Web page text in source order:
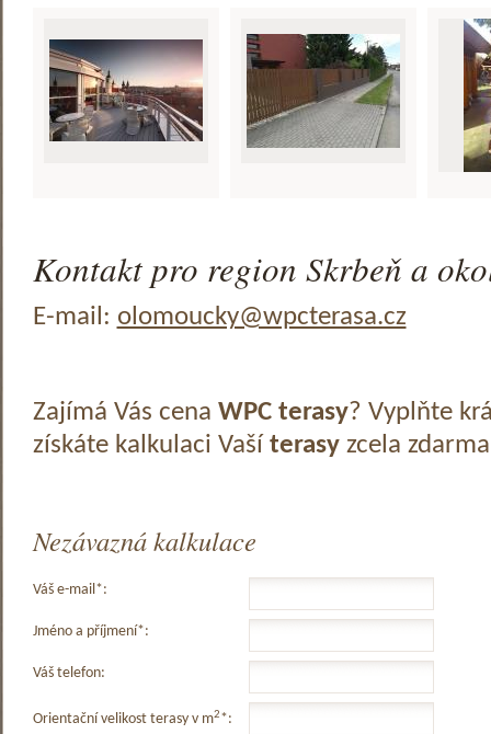
Kontakt pro region Skrbeň a
E-mail: olomoucky@wpcterasa.cz
Zajímá Vás cena WPC terasy? Vyplňte
získáte kalkulaci Vaší terasyzcela
Nezávazná kalkulace
Váš e-mail*:
Jméno a příjmení*:
Váš telefon:
Orientační velikost terasy v m2*: